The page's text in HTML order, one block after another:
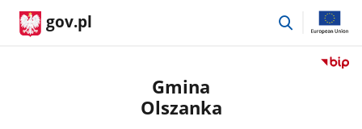
gov.pl
przejdź
Przejdź
Gmina
Olszanka